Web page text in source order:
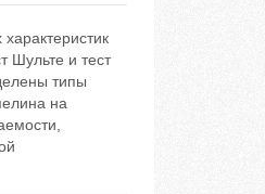
Шульте и тест
типы
на